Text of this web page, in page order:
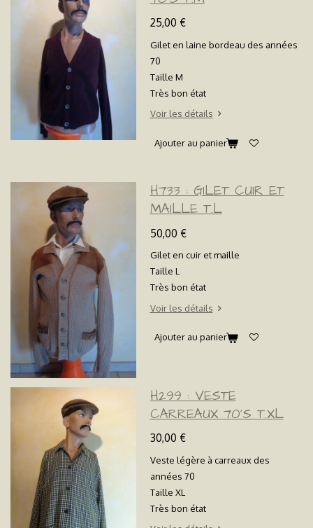
25,00 €
Gilet en laine bordeau des années
70
Taille M
Très bon état
Voir les détails
Ajouter au panier
H733 : GILET CUIR ET
MAILLE T.L
50,00 €
Gilet en cuir et maille
Taille L
Très bon état
Voir les détails
Ajouter au panier
H299 : VESTE
CARREAUX 70'S T.XL
30,00 €
Veste légère à carreaux des
années 70
Taille XL
Très bon état